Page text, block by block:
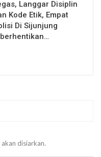
Langgar Disiplin
Kode Etik, Empat
Di Sijunjung
disiarkan.